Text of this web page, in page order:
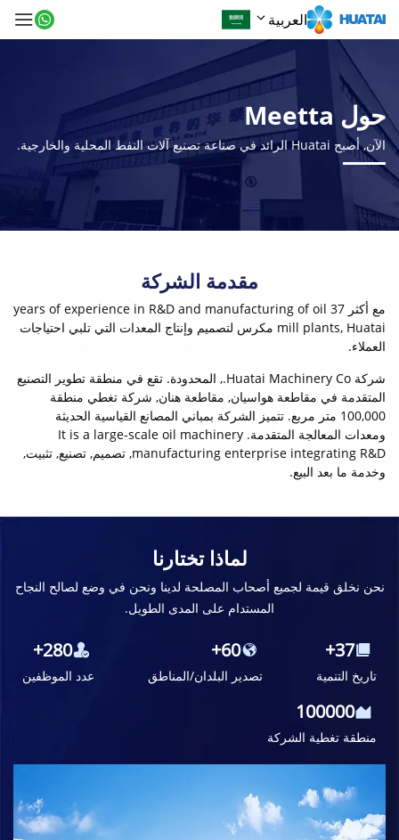
العربية
حول Meetta
الآن, أصبح Huatai الرائد في صناعة تصنيع آلات النفط المحلية والخارجية.
مقدمة الشركة
مع أكثر 37
years of experience in R&D and manufacturing of oil
mill plants , Huatai مكرس لتصميم وإنتاج المعدات التي تلبي احتياجات
العملاء.
شركة Huatai Machinery Co., المحدودة. تقع في منطقة تطوير التصنيع
المتقدمة في مقاطعة هواسيان, مقاطعة هنان, شركة تغطي منطقة
100,000 متر مربع. تتميز الشركة بمباني المصانع القياسية الحديثة
ومعدات المعالجة المتقدمة. It is a large-scale oil machinery
manufacturing enterprise integrating R&D, تصميم, تصنيع, تثبيت,
وخدمة ما بعد البيع.
لماذا تختارنا
نحن نخلق قيمة لجميع أصحاب المصلحة لدينا ونحن في وضع لصالح النجاح
المستدام على المدى الطويل.
37+
تاريخ التنمية
60+
تصدير البلدان/المناطق
280+
عدد الموظفين
100000
منطقة تغطية الشركة